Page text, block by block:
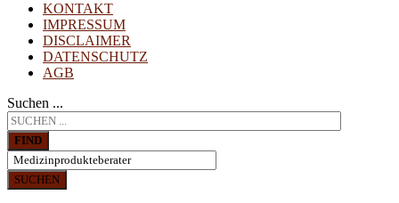
KONTAKT
IMPRESSUM
DISCLAIMER
DATENSCHUTZ
AGB
Suchen ...
FIND
SUCHEN